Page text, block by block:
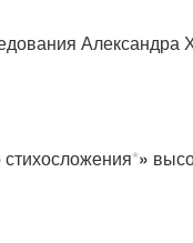
Александра
*»